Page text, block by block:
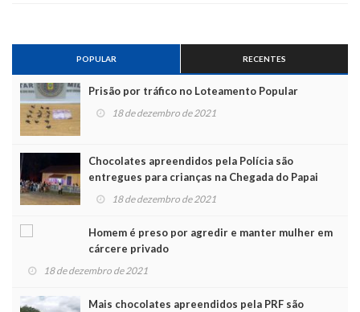
POPULAR RECENTES
Prisão por tráfico no Loteamento Popular
18 de dezembro de 2021
Chocolates apreendidos pela Polícia são
entregues para crianças na Chegada do Papai
Noel
18 de dezembro de 2021
Homem é preso por agredir e manter mulher em
cárcere privado
18 de dezembro de 2021
Mais chocolates apreendidos pela PRF são